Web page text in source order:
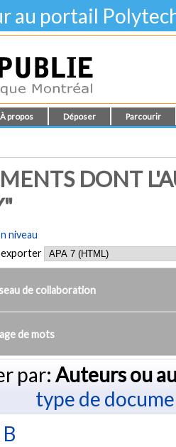
au portail
À propos Déposer Parcourir
DONT
niveau
de collaboration
de mots
par: Auteurs ou
type de
B